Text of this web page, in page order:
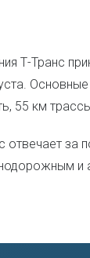
Т-Транс
55 км
отвечает за
и